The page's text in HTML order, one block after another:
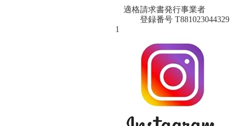
適格請求書発行事業者
登録番号 T881023044329
1